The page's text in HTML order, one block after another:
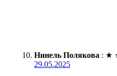
Нинель Полякова : ★
29.05.2025